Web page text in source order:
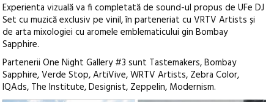
Experienta vizuală va fi completată de sound-ul propus de UFe DJ
Set cu muzică exclusiv pe vinil, în parteneriat cu VRTV Artists și
de arta mixologiei cu aromele emblematicului gin Bombay
Sapphire.
Partenerii One Night Gallery #3 sunt Tastemakers, Bombay
Sapphire, Verde Stop, ArtiVive, WRTV Artists, Zebra Color,
IQAds, The Institute, Designist, Zeppelin, Modernism.